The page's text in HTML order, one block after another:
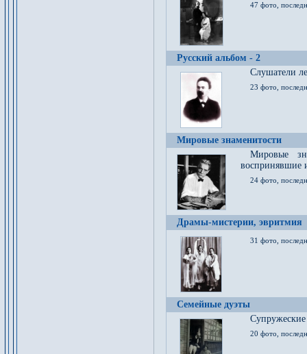
47 фото,
Русский альбом - 2
Cлушатели
23 фото,
Мировые знаменитости
Мировые
воспринявшие
24 фото,
Драмы-мистерии, эвритмия
31 фото,
Семейные дуэты
20 фото,